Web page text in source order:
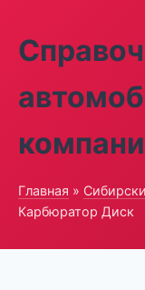
Главная »
Карбюратор Диск